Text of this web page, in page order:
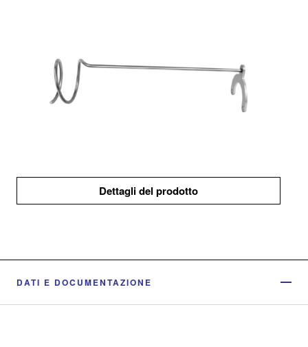
Dettagli del prodotto
DATI E DOCUMENTAZIONE